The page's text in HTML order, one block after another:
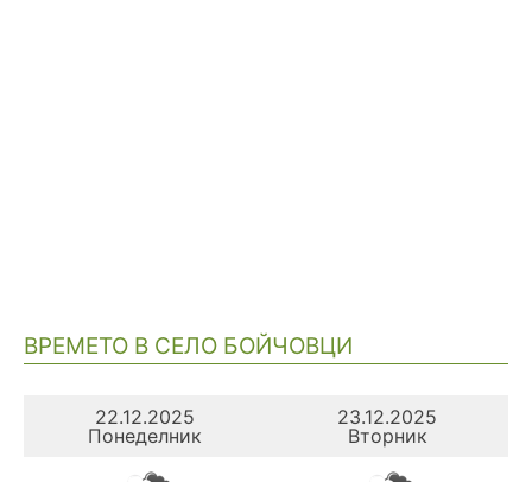
ВРЕМЕТО В СЕЛО БОЙЧОВЦИ
22.12.2025
Понеделник
23.12.2025
Вторник